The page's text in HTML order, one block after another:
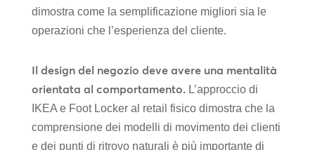
dimostra come la semplificazione migliori sia le
operazioni che l’esperienza del cliente.
Il design del negozio deve avere una mentalità
orientata al comportamento.L’approccio di
IKEA e Foot Locker al retail fisico dimostra che la
comprensione dei modelli di movimento dei clienti
e dei punti di ritrovo naturali è più importante di